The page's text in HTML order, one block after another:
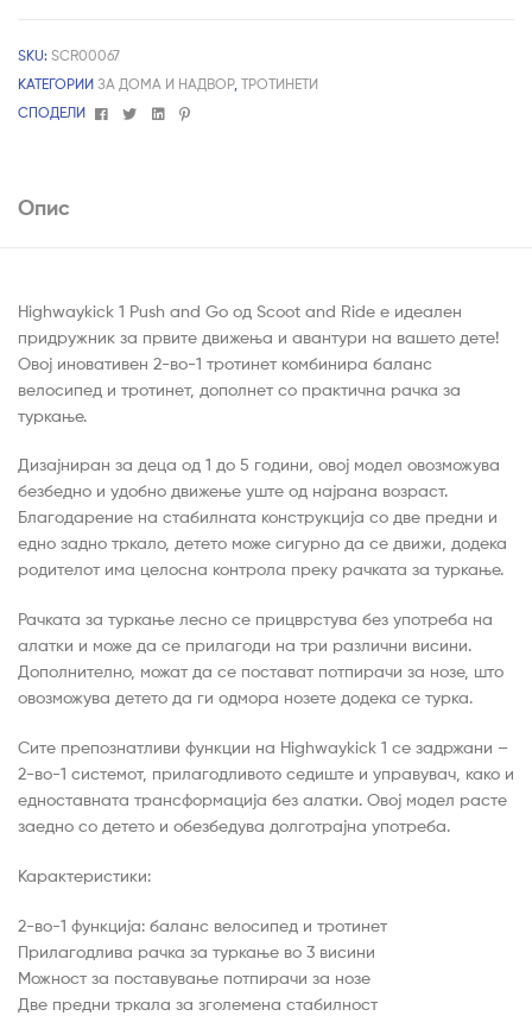
SKU: SCR00067
КАТЕГОРИИ ЗА ДОМА И НАДВОР, ТРОТИНЕТИ
СПОДЕЛИ
FacebookTwitterLinkedin
Pinterest
Опис
Highwaykick 1 Push and Go од Scoot and Ride е идеален
придружник за првите движења и авантури на вашето дете!
Овој иновативен 2-во-1 тротинет комбинира баланс
велосипед и тротинет, дополнет со практична рачка за
туркање.
Дизајниран за деца од 1 до 5 години, овој модел овозможува
безбедно и удобно движење уште од најрана возраст.
Благодарение на стабилната конструкција со две предни и
едно задно тркало, детето може сигурно да се движи, додека
родителот има целосна контрола преку рачката за туркање.
Рачката за туркање лесно се прицврстува без употреба на
алатки и може да се прилагоди на три различни висини.
Дополнително, можат да се постават потпирачи за нозе, што
овозможува детето да ги одмора нозете додека се турка.
Сите препознатливи функции на Highwaykick 1 се задржани –
2-во-1 системот, прилагодливото седиште и управувач, како и
едноставната трансформација без алатки. Овој модел расте
заедно со детето и обезбедува долготрајна употреба.
Карактеристики:
2-во-1 функција: баланс велосипед и тротинет
Прилагодлива рачка за туркање во 3 висини
Можност за поставување потпирачи за нозе
Две предни тркала за зголемена стабилност